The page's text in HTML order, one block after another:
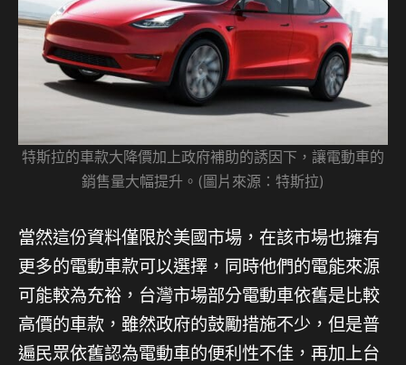
特斯拉的車款大降價加上政府補助的誘因下，讓電動車的
銷售量大幅提升。(圖片來源：特斯拉)
當然這份資料僅限於美國市場，在該市場也擁有
更多的電動車款可以選擇，同時他們的電能來源
可能較為充裕，台灣市場部分電動車依舊是比較
高價的車款，雖然政府的鼓勵措施不少，但是普
遍民眾依舊認為電動車的便利性不佳，再加上台